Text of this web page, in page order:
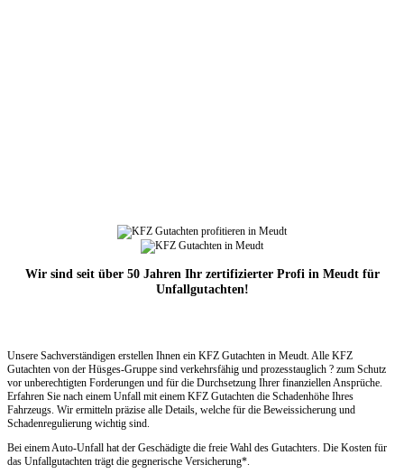
Wir sind seit über 50 Jahren Ihr zertifizierter Profi in Meudt für
Unfallgutachten!
Unsere Sachverständigen erstellen Ihnen ein KFZ Gutachten in Meudt. Alle KFZ
Gutachten von der Hüsges-Gruppe sind verkehrsfähig und prozesstauglich ? zum Schutz
vor unberechtigten Forderungen und für die Durchsetzung Ihrer finanziellen Ansprüche.
Erfahren Sie nach einem Unfall mit einem KFZ Gutachten die Schadenhöhe Ihres
Fahrzeugs. Wir ermitteln präzise alle Details, welche für die Beweissicherung und
Schadenregulierung wichtig sind.
Bei einem Auto-Unfall hat der Geschädigte die freie Wahl des Gutachters. Die Kosten für
das Unfallgutachten trägt die gegnerische Versicherung*.